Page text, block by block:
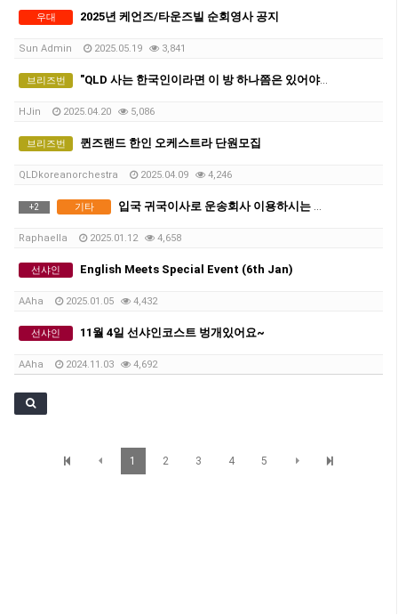
우대 2025년 케언즈/타운즈빌 순회영사 공지
Sun Admin 2025.05.19 3,841
브리즈번 "QLD 사는 한국인이라면 이 방 하나쯤은 있어야 함 (유용한 카톡방 모음 공유)"
HJin 2025.04.20 5,086
브리즈번 퀸즈랜드 한인 오케스트라 단원모집
QLDkoreanorchestra 2025.04.09 4,246
+2 기타 입국 귀국이사로 운송회사 이용하시는 분들 정보 나눔 하오니 꼭 조심하세요.
Raphaella 2025.01.12 4,658
선샤인 English Meets Special Event (6th Jan)
AAha 2025.01.05 4,432
선샤인 11월 4일 선샤인코스트 벙개있어요~
AAha 2024.11.03 4,692
1 2 3 4 5